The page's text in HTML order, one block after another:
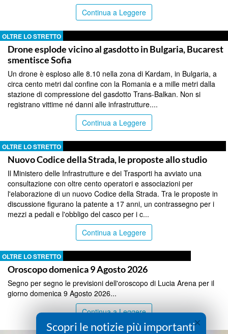
Continua a Leggere
OLTRE LO STRETTO
Drone esplode vicino al gasdotto in Bulgaria, Bucarest
smentisce Sofia
Un drone è esploso alle 8.10 nella zona di Kardam, in Bulgaria, a
circa cento metri dal confine con la Romania e a mille metri dalla
stazione di compressione del gasdotto Trans-Balkan. Non si
registrano vittime né danni alle infrastrutture....
Continua a Leggere
OLTRE LO STRETTO
Nuovo Codice della Strada, le proposte allo studio
Il Ministero delle Infrastrutture e dei Trasporti ha avviato una
consultazione con oltre cento operatori e associazioni per
l'elaborazione di un nuovo Codice della Strada. Tra le proposte in
discussione figurano la patente a 17 anni, un contrassegno per i
mezzi a pedali e l'obbligo del casco per i c...
Continua a Leggere
OLTRE LO STRETTO
Oroscopo domenica 9 Agosto 2026
Segno per segno le previsioni dell'oroscopo di Lucia Arena per il
giorno domenica 9 Agosto 2026...
Continua a Leggere
×
Scopri le notizie più importanti